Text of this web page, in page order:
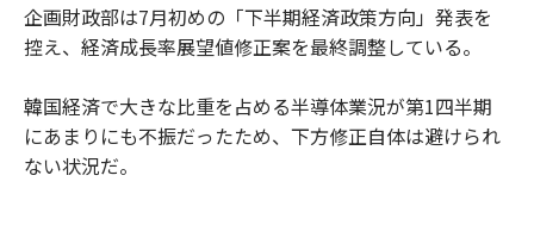
企画財政部は7月初めの「下半期経済政策方向」発表を
控え、経済成長率展望値修正案を最終調整している。
韓国経済で大きな比重を占める半導体業況が第1四半期
にあまりにも不振だったため、下方修正自体は避けられ
ない状況だ。